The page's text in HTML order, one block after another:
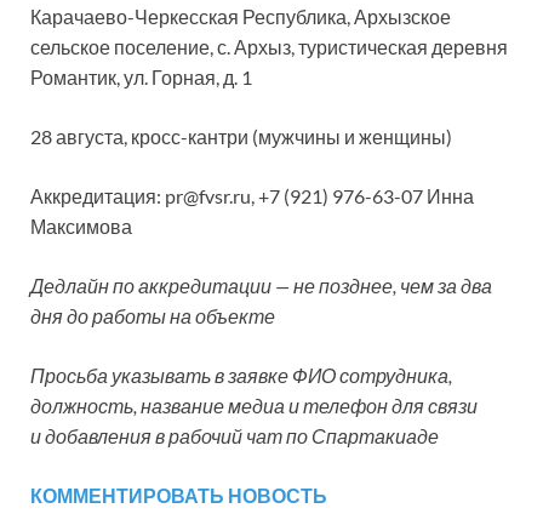
Карачаево-Черкесская Республика, Архызское
сельское поселение, с. Архыз, туристическая деревня
Романтик, ул. Горная, д. 1
28 августа, кросс-кантри (мужчины и женщины)
Аккредитация: pr@fvsr.ru, +7 (921) 976-63-07 Инна
Максимова
Дедлайн по аккредитации — не позднее, чем за два
дня до работы на объекте
Просьба указывать в заявке ФИО сотрудника,
должность, название медиа и телефон для связи
и добавления в рабочий чат по Спартакиаде
КОММЕНТИРОВАТЬ НОВОСТЬ